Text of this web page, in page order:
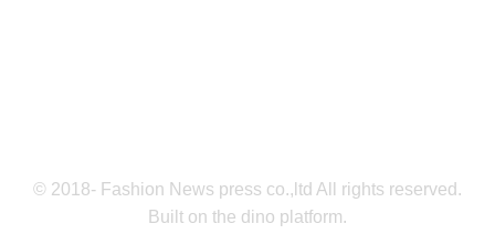
© 2018- Fashion News press co.,ltd All rights reserved.
Built on the dino platform.